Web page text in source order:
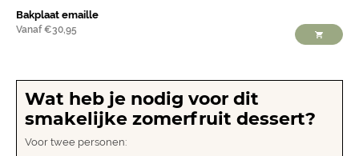
Bakplaat emaille
Vanaf €30,95
Wat heb je nodig voor dit
smakelijke zomerfruit dessert?
Voor twee personen: